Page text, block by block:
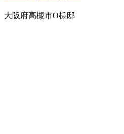
大阪府高槻市O様邸